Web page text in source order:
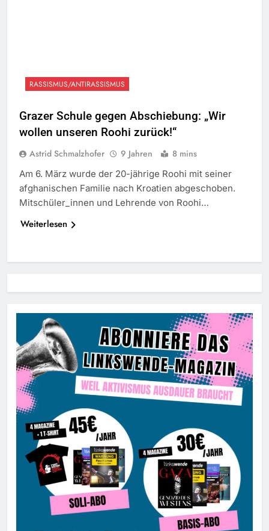
RASSISMUS/ANTIRASSISMUS
Grazer Schule gegen Abschiebung: „Wir
wollen unseren Roohi zurück!“
Astrid Schmalzhofer 9 Jahren 8 mins
Am 6. März wurde der 20-jährige Roohi mit seiner
afghanischen Familie nach Kroatien abgeschoben.
Mitschüler_innen und Lehrende von Roohi…
Weiterlesen